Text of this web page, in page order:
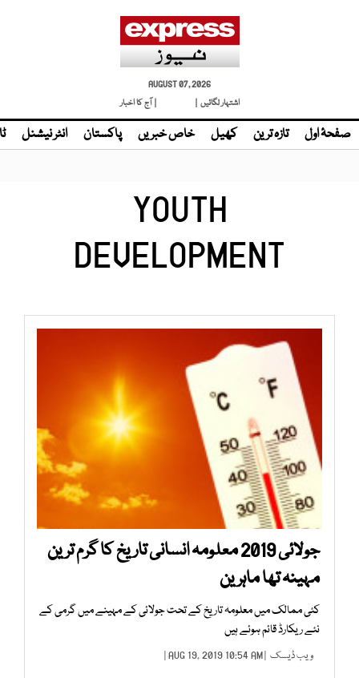
AUGUST 07, 2026
اشتہار لگائیں |
| آج کا اخبار
صفحۂ اول تازہ ترین کھیل خاص خبریں پاکستان انٹر نیشنل
YOUTH
DEVELOPMENT
جولائی 2019 معلومہ انسانی تاریخ کا گرم ترین
مہینہ تھا ماہرین
کئی ممالک میں معلومہ تاریخ کے تحت جولائی کے مہینے میں گرمی کے
نئے ریکارڈ قائم ہوئے ہیں
ویب ڈیسک | AUG 19, 2019 10:54 AM |